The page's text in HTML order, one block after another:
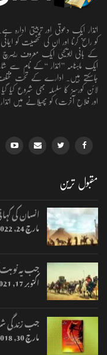
انذار ایک دعوتی اور تربیتی
کو راسخ کرنا اور ان کی شخصیت کو
کے بانی ابویحییٰ ایک معروف
ایک ماہنامہ ’’انذار ‘‘کے
جاسکتے ہیں۔ ادارے کے تحت
لائن کورسز کا سلسلہ بھی شروع کیا
اور فلاحِ آخرت) کو پھیلانے میں انذار
مقبول ترین
انسان کی
مارچ 24, 2022
جب یہ
اکتوبر 17, 2021
جب زندگی
مارچ 30, 2018